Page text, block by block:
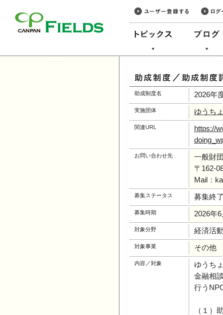
助成制度名 2026年
実施団体 ゆうち
関連URL
https://
お問い合わせ先
一般財
〒162-
Mail：
募集ステータス 募集終
募集時期 2026年
対象分野 経済活
対象事業 その他
内容／対象
ゆうち
金融相
行う
（１）